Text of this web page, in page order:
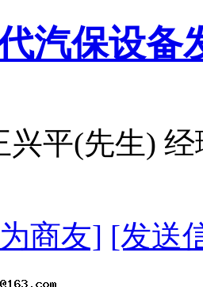
汽保设备
兴平(先生)
商友] [发送